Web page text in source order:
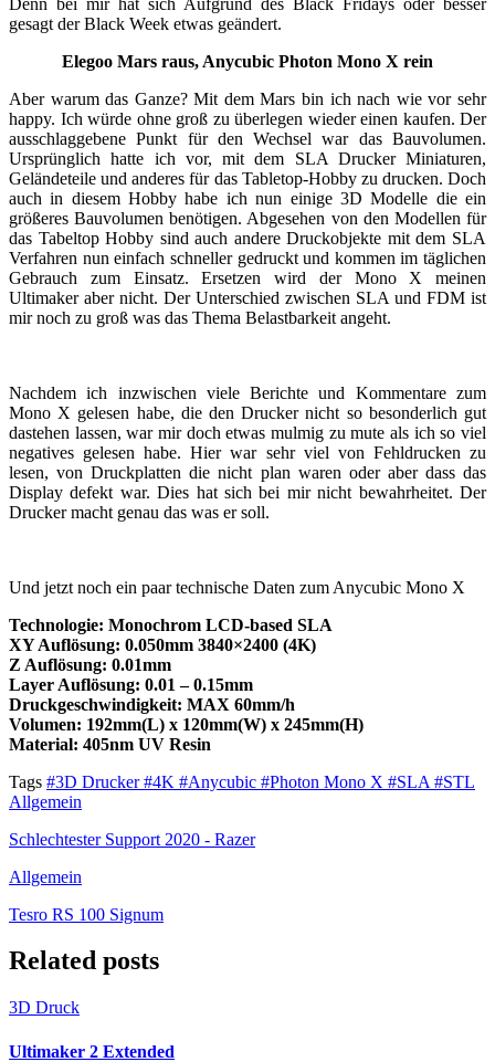
gesagt der Black Week etwas geändert.
Elegoo Mars raus, Anycubic Photon Mono X rein
Aber warum das Ganze? Mit dem Mars bin ich nach wie vor sehr
happy. Ich würde ohne groß zu überlegen wieder einen kaufen. Der
ausschlaggebene Punkt für den Wechsel war das Bauvolumen.
Ursprünglich hatte ich vor, mit dem SLA Drucker Miniaturen,
Geländeteile und anderes für das Tabletop-Hobby zu drucken. Doch
auch in diesem Hobby habe ich nun einige 3D Modelle die ein
größeres Bauvolumen benötigen. Abgesehen von den Modellen für
das Tabeltop Hobby sind auch andere Druckobjekte mit dem SLA
Verfahren nun einfach schneller gedruckt und kommen im täglichen
Gebrauch zum Einsatz. Ersetzen wird der Mono X meinen
Ultimaker aber nicht. Der Unterschied zwischen SLA und FDM ist
mir noch zu groß was das Thema Belastbarkeit angeht.
Nachdem ich inzwischen viele Berichte und Kommentare zum
Mono X gelesen habe, die den Drucker nicht so besonderlich gut
dastehen lassen, war mir doch etwas mulmig zu mute als ich so viel
negatives gelesen habe. Hier war sehr viel von Fehldrucken zu
lesen, von Druckplatten die nicht plan waren oder aber dass das
Display defekt war. Dies hat sich bei mir nicht bewahrheitet. Der
Drucker macht genau das was er soll.
Und jetzt noch ein paar technische Daten zum Anycubic Mono X
Technologie: Monochrom LCD-based SLA
XY Auflösung: 0.050mm 3840×2400 (4K)
Z Auflösung: 0.01mm
Layer Auflösung: 0.01 – 0.15mm
Druckgeschwindigkeit: MAX 60mm/h
Volumen: 192mm(L) x 120mm(W) x 245mm(H)
Material: 405nm UV Resin
Tags #3D Drucker#4K #Anycubic #Photon Mono X #SLA #STL
Allgemein
Schlechtester Support 2020 - Razer
Allgemein
Tesro RS 100 Signum
Related posts
3D Druck
Ultimaker 2 Extended